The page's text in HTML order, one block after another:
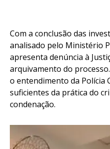
Com a conclusão das
analisado pelo Ministério
apresenta denúncia à
arquivamento do
o entendimento da Polícia
suficientes da prática do
condenação.